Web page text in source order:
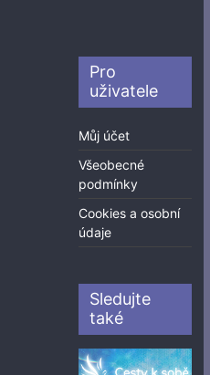
Pro
uživatele
Můj účet
Všeobecné
podmínky
Cookies a osobní
údaje
Sledujte
také